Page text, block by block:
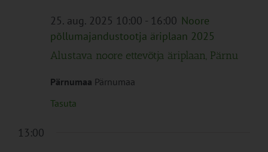
25. aug. 2025 10:00 - 16:00 Noore
põllumajandustootja äriplaan 2025
Alustava noore ettevõtja äriplaan, Pärnu
Pärnumaa Pärnumaa
Tasuta
13:00